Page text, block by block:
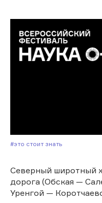
#Это стоит знать
Северный широтный
дорога (Обская —
Уренгой —